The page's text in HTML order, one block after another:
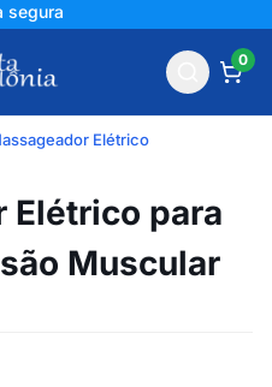
0
Elétrico
Elétrico para
Muscular